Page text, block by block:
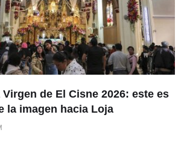
de El Cisne 2026: este es
la imagen hacia Loja